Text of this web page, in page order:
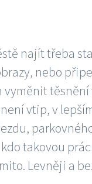
najít třeba
nebo
těsnění
vtip, v
takovou
Levněji a